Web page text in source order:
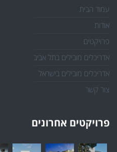
עמוד הבית
אודות
פרויקטים
אדריכלים מובילים בתל אביב
אדריכלים מובילים בישראל
צור קשר
פרויקטים אחרונים